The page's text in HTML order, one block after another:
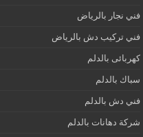
فني نجار بالرياض
فني تركيب دش بالرياض
كهربائى بالدلم
سباك بالدلم
فني دش بالدلم
شركة دهانات بالدلم